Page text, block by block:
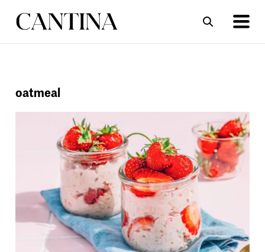
ΣΥΝΤΑΓΕΣ
oatmeal